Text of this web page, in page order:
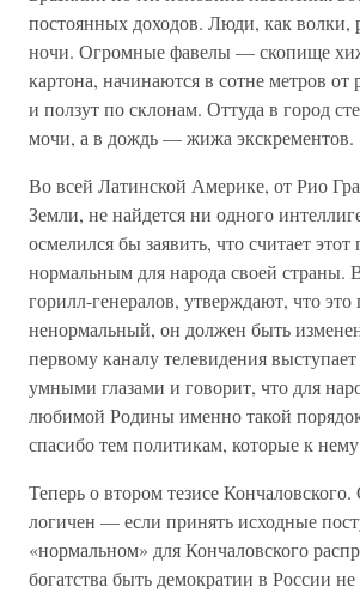
постоянных доходов. Люди, как волки,
ночи. Огромные фавелы — скопище
картона, начинаются в сотне метров
и ползут по склонам. Оттуда в город
мочи, а в дождь — жижа экскрементов.
Во всей Латинской Америке, от Рио
Земли, не найдется ни одного
осмелился бы заявить, что считает этот
нормальным для народа своей страны.
горилл-генералов, утверждают, что это
ненормальный, он должен быть
первому каналу телевидения
умными глазами и говорит, что для
любимой Родины именно такой
спасибо тем политикам, которые к
Теперь о втором тезисе
логичен — если принять исходные
«нормальном» для Кончаловского
богатства быть демократии в России